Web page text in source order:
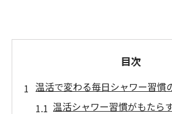
目次
温活で変わる毎日シャワー習慣
温活シャワー習慣がもたら